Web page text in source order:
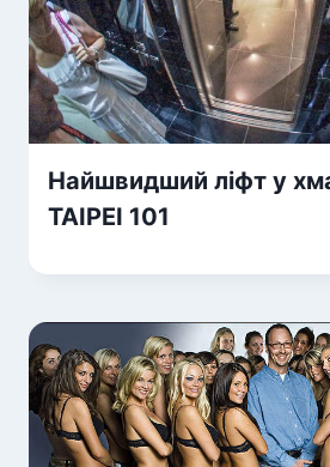
Найшвидший ліфт у
TAIPEI 101